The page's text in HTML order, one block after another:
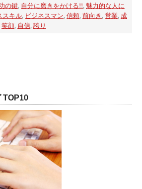
の鍵, 自分に磨きをかける!!, 魅力的な人に
スキル, ビジネスマン, 信頼, 前向き , 営業, 成
笑顔, 自信, 誇り
TOP10